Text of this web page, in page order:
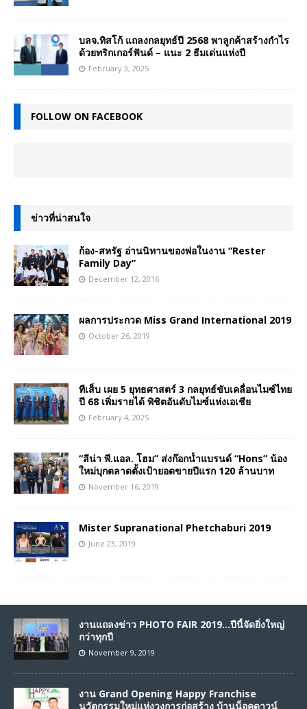
บลจ.ทิสโก้ แถลงกลยุทธ์ปี 2568 พาลูกค้าสร้างกำไร
ด้วยทริกเกอร์ฟันด์ – แนะ 2 ธีมเด่นแห่งปี
February 3, 2025
FOLLOW ON FACEBOOK
ข่าวที่น่าสนใจ
ก้อง-สหรัฐ อ่านนิทานของพ่อในงาน “Rester
Family Day”
December 12, 2016
ผลการประกวด Miss Grand International 2019
October 26, 2019
ทีเส็บ เผย 5 ยุทธศาสตร์ 3 กลยุทธ์ขับเคลื่อนไมซ์ไทย
ปี 68 เพิ่มรายได้ พิชิตอันดับไมซ์แห่งเอเชีย
February 4, 2025
“ลีน่า พี.แอล. โฮม” ส่งก๊อกน้ำแบรนด์ “Hons” น้อง
ใหม่บุกตลาดตั้งเป้ายอดขายปีแรก 120 ล้านบาท
November 16, 2019
Mister Supranational Phetchaburi 2019
June 23, 2019
งานแถลงข่าว PHOTO FAIR 2019…ปีนี้จัดยิ่งใหญ่
กว่าทุกปี
November 9, 2019
งาน Grand Opening Happy Franchise
นวัตกรรมใหม่แห่งวงการก่อสร้าง บ้านน็อคดาวน์